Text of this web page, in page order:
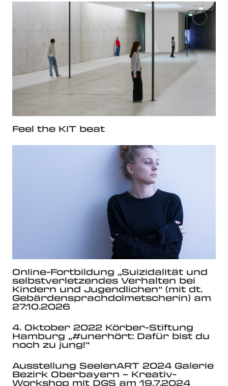
Feel the KIT beat
Online-Fortbildung „Suizidalität und
selbstverletzendes Verhalten bei
Kindern und Jugendlichen“ (mit dt.
Gebärdensprachdolmetscherin) am
27.10.2026
4. Oktober 2022 Körber-Stiftung
Hamburg „#unerhört: Dafür bist du
noch zu jung!“
Ausstellung SeelenART 2024 Galerie
Bezirk Oberbayern – Kreativ-
Workshop mit DGS am 19.7.2024